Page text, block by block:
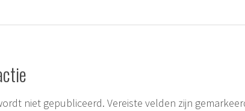
niet gepubliceerd. Vereiste velden zijn